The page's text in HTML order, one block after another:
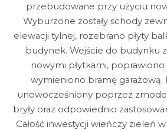
przebudowane przy użyciu
Wyburzone zostały schody
elewacji tylnej, rozebrano płyty
budynek. Wejście do budynku
nowymi płytkami, poprawiono
wymieniono bramę garażową.
unowocześniony poprzez
bryły oraz odpowiednio
Całość inwestycji wieńczy zieleń